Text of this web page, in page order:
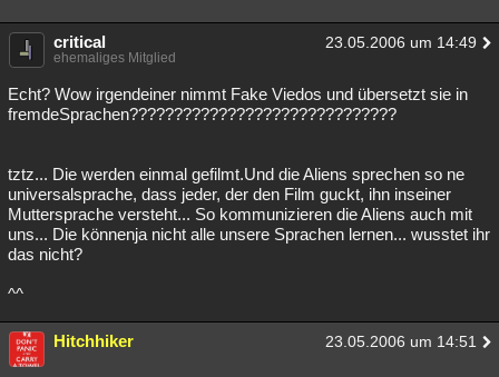
critical 23.05.2006 um 14:49
ehemaliges Mitglied
Echt? Wow irgendeiner nimmt Fake Viedos und übersetzt sie in
fremdeSprachen??????????????????????????????
tztz... Die werden einmal gefilmt.Und die Aliens sprechen so ne
universalsprache, dass jeder, der den Film guckt, ihn inseiner
Muttersprache versteht... So kommunizieren die Aliens auch mit
uns... Die könnenja nicht alle unsere Sprachen lernen... wusstet ihr
das nicht?
^^
Hitchhiker 23.05.2006 um 14:51